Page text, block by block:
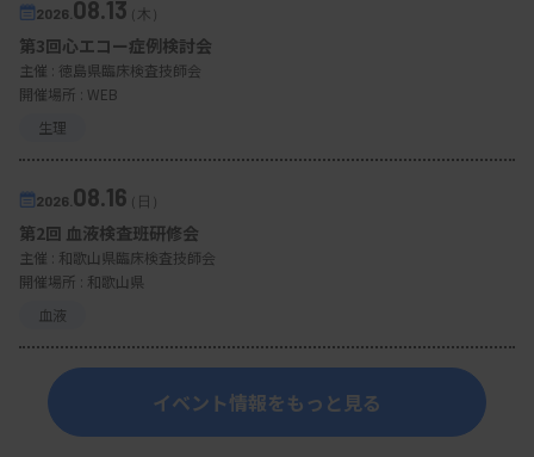
2026. 08.13（木）
第3回心エコー症例検討会
主催 : 徳島県臨床検査技師会
開催場所 : WEB
生理
2026. 08.16（日）
第2回 血液検査班研修会
主催 : 和歌山県臨床検査技師会
開催場所 : 和歌山県
血液
イベント情報をもっと見る